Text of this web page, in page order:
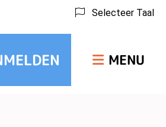
Selecteer Taal
Hoofdmenu
MENU